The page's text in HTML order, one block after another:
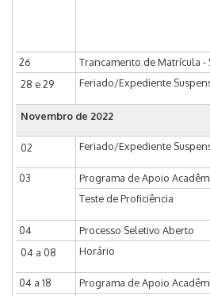
26 Trancamento de Matrícula -
28 e 29
Feriado/Expediente
Novembro de 2022
02 Feriado/Expediente
03 Programa de Apoio
Teste de Proficiência
04 Processo Seletivo Aberto
04 a 08
Horário
04 a 18 Programa de Apoio